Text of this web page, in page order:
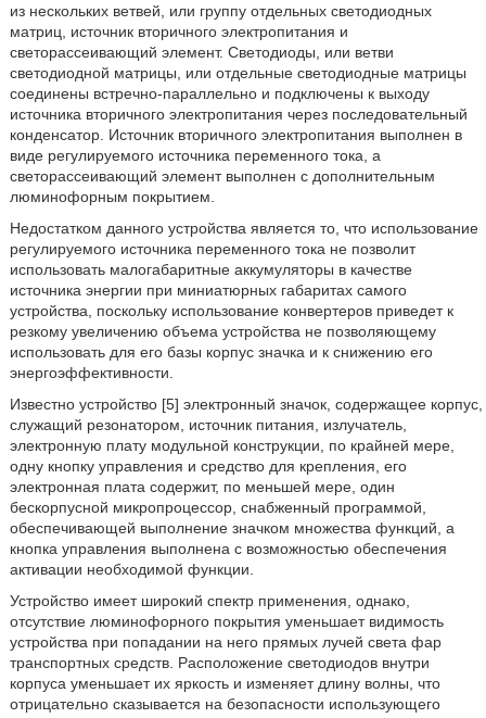
из нескольких ветвей, или группу отдельных светодиодных
матриц, источник вторичного электропитания и
светорассеивающий элемент. Светодиоды, или ветви
светодиодной матрицы, или отдельные светодиодные матрицы
соединены встречно-параллельно и подключены к выходу
источника вторичного электропитания через последовательный
конденсатор. Источник вторичного электропитания выполнен в
виде регулируемого источника переменного тока, а
светорассеивающий элемент выполнен с дополнительным
люминофорным покрытием.
Недостатком данного устройства является то, что использование
регулируемого источника переменного тока не позволит
использовать малогабаритные аккумуляторы в качестве
источника энергии при миниатюрных габаритах самого
устройства, поскольку использование конвертеров приведет к
резкому увеличению объема устройства не позволяющему
использовать для его базы корпус значка и к снижению его
энергоэффективности.
Известно устройство [5] электронный значок, содержащее корпус,
служащий резонатором, источник питания, излучатель,
электронную плату модульной конструкции, по крайней мере,
одну кнопку управления и средство для крепления, его
электронная плата содержит, по меньшей мере, один
бескорпусной микропроцессор, снабженный программой,
обеспечивающей выполнение значком множества функций, а
кнопка управления выполнена с возможностью обеспечения
активации необходимой функции.
Устройство имеет широкий спектр применения, однако,
отсутствие люминофорного покрытия уменьшает видимость
устройства при попадании на него прямых лучей света фар
транспортных средств. Расположение светодиодов внутри
корпуса уменьшает их яркость и изменяет длину волны, что
отрицательно сказывается на безопасности использующего